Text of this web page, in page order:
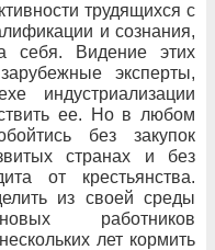
трудящихся с
и сознания,
себя. Видение этих
эксперты,
индустриализации
ее. Но в любом
без закупок
странах и без
от крестьянства.
из своей среды
работников
лет кормить